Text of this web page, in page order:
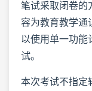
笔试采取闭卷的
容为教育教学通
以使用单一功能
试。
本次考试不指定